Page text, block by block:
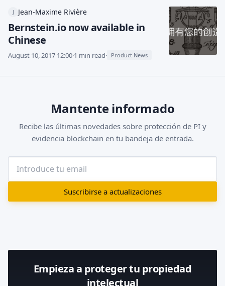
J Jean-Maxime Rivière
Bernstein.io now available in
Chinese
August 10, 2017 12:00·1 min read· Product News
Mantente informado
Recibe las últimas novedades sobre protección de PI y
evidencia blockchain en tu bandeja de entrada.
Suscribirse a actualizaciones
Empieza a proteger tu propiedad
intelectual